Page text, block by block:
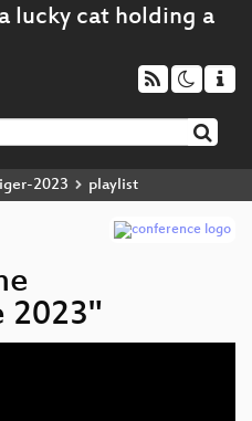
iger-2023 playlist
2023"